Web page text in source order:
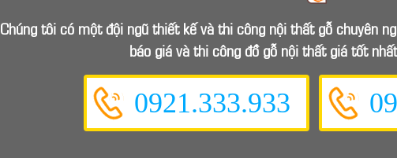
Chúng tôi có một đội ngũ thiết kế và thi công nội thất gỗ chuyên
báo giá và thi công đồ gỗ nội thất giá tốt
0921.333.933